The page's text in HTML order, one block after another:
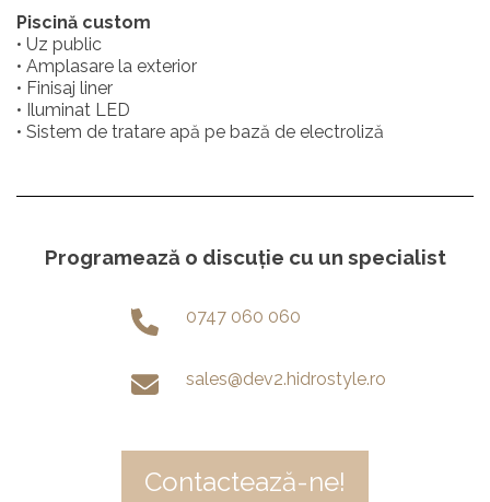
Piscină custom
• Uz public
• Amplasare la exterior
• Finisaj liner
• Iluminat LED
• Sistem de tratare apă pe bază de electroliză
Programează o discuție cu un specialist
0747 060 060
sales@dev2.hidrostyle.ro
Contactează-ne!